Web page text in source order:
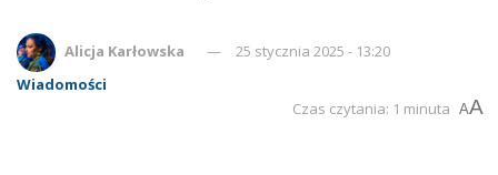
Alicja Karłowska
25 stycznia 2025 - 13:20
Wiadomości
Czas czytania: 1 minuta AA